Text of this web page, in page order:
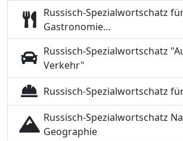
Russisch-Spezialwortschatz
Gastronomie…
Russisch-Spezialwortschatz
Verkehr"
Russisch-Spezialwortschatz
Russisch-Spezialwortschatz
Geographie